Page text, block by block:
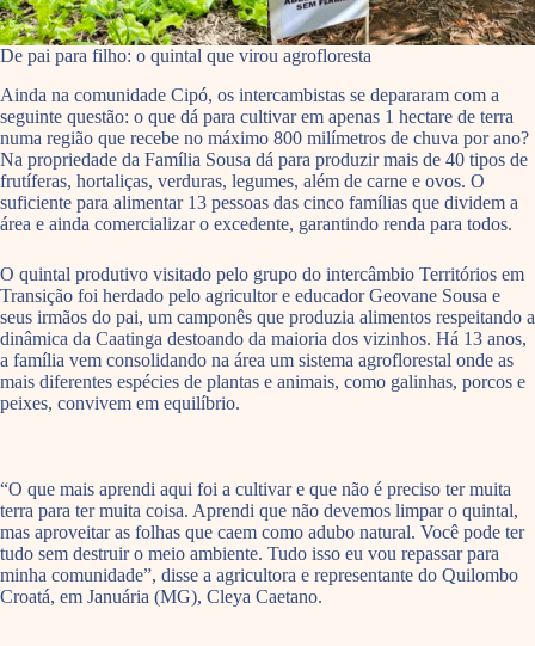
De pai para filho: o quintal que virou agrofloresta
Ainda na comunidade Cipó, os intercambistas se depararam com a
seguinte questão: o que dá para cultivar em apenas 1 hectare de terra
numa região que recebe no máximo 800 milímetros de chuva por ano?
Na propriedade da Família Sousa dá para produzir mais de 40 tipos de
frutíferas, hortaliças, verduras, legumes, além de carne e ovos. O
suficiente para alimentar 13 pessoas das cinco famílias que dividem a
área e ainda comercializar o excedente, garantindo renda para todos.
O quintal produtivo visitado pelo grupo do intercâmbio Territórios em
Transição foi herdado pelo agricultor e educador Geovane Sousa e
seus irmãos do pai, um camponês que produzia alimentos respeitando a
dinâmica da Caatinga destoando da maioria dos vizinhos. Há 13 anos,
a família vem consolidando na área um sistema agroflorestal onde as
mais diferentes espécies de plantas e animais, como galinhas, porcos e
peixes, convivem em equilíbrio.
“O que mais aprendi aqui foi a cultivar e que não é preciso ter muita
terra para ter muita coisa. Aprendi que não devemos limpar o quintal,
mas aproveitar as folhas que caem como adubo natural. Você pode ter
tudo sem destruir o meio ambiente. Tudo isso eu vou repassar para
minha comunidade”, disse a agricultora e representante do Quilombo
Croatá, em Januária (MG), Cleya Caetano.